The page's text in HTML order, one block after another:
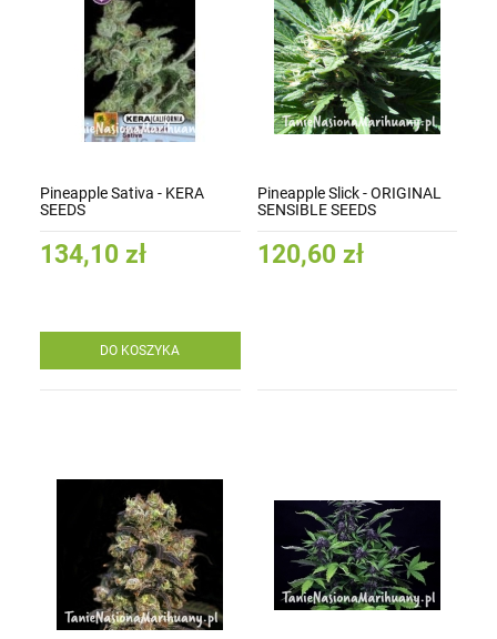
Pineapple Sativa - KERA
SEEDS
134,10 zł
DO KOSZYKA
Pineapple Slick - ORIGINAL
SENSIBLE SEEDS
120,60 zł